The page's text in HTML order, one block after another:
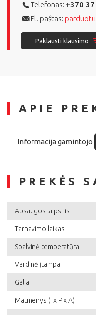
Telefonas: +370
El. paštas:
Paklausti klausimo
APIE
Informacija gamintojo
PREKĖS
Apsaugos laipsnis
Tarnavimo laikas
Spalvinė temperatūra
Vardinė įtampa
Galia
Matmenys (I x P x A)